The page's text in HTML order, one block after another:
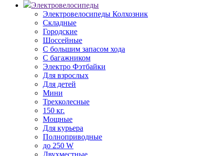
Электровелосипеды
Электровелосипеды Колхозник
Складные
Городские
Шоссейные
С большим запасом хода
С багажником
Электро Фэтбайки
Для взрослых
Для детей
Мини
Трехколесные
150 кг.
Мощные
Для курьера
Полноприводные
до 250 W
Двухместные